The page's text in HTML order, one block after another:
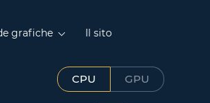
grafiche Il sito
CPU GPU